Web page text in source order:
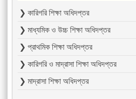
❯ কারিগরি শিক্ষা অধিদপ্তর
❯ মাধ্যমিক ও উচ্চ শিক্ষা অধিদপ্তর
❯ প্রাথমিক শিক্ষা অধিদপ্তর
❯ কারিগরি ও মাদ্রাসা শিক্ষা অধিদপ্তর
❯ মাদ্রাসা শিক্ষা অধিদপ্তর